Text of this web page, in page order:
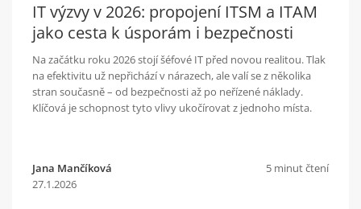
IT výzvy v 2026: propojení ITSM a ITAM
jako cesta k úsporám i bezpečnosti
Na začátku roku 2026 stojí šéfové IT před novou realitou. Tlak
na efektivitu už nepřichází v nárazech, ale valí se z několika
stran současně – od bezpečnosti až po neřízené náklady.
Klíčová je schopnost tyto vlivy ukočírovat z jednoho místa.
Jana Mančíková
27.1.2026
5 minut čtení